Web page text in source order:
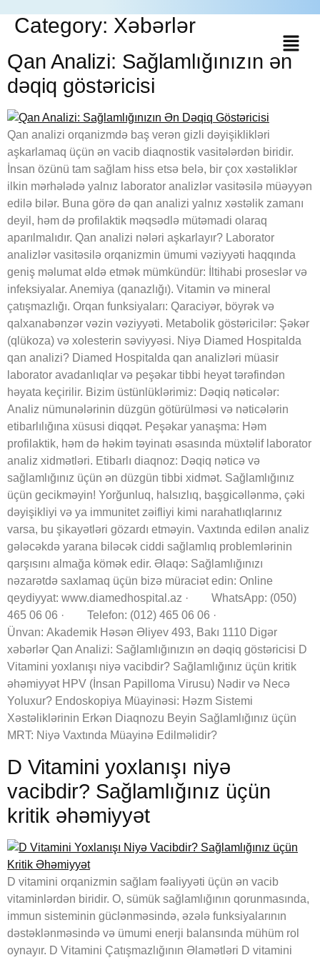
Category: Xəbərlər
Qan Analizi: Sağlamlığınızın ən
dəqiq göstəricisi
Qan analizi orqanizmdə baş verən gizli dəyişiklikləri
aşkarlamaq üçün ən vacib diaqnostik vasitələrdən biridir.
İnsan özünü tam sağlam hiss etsə belə, bir çox xəstəliklər
ilkin mərhələdə yalnız laborator analizlər vasitəsilə müəyyən
edilə bilər. Buna görə də qan analizi yalnız xəstəlik zamanı
deyil, həm də profilaktik məqsədlə mütəmadi olaraq
aparılmalıdır. Qan analizi nələri aşkarlayır? Laborator
analizlər vasitəsilə orqanizmin ümumi vəziyyəti haqqında
geniş məlumat əldə etmək mümkündür: İltihabi proseslər və
infeksiyalar. Anemiya (qanazlığı). Vitamin və mineral
çatışmazlığı. Orqan funksiyaları: Qaraciyər, böyrək və
qalxanabənzər vəzin vəziyyəti. Metabolik göstəricilər: Şəkər
(qlükoza) və xolesterin səviyyəsi. Niyə Diamed Hospitalda
qan analizi? Diamed Hospitalda qan analizləri müasir
laborator avadanlıqlar və peşəkar tibbi heyət tərəfindən
həyata keçirilir. Bizim üstünlüklərimiz: Dəqiq nəticələr:
Analiz nümunələrinin düzgün götürülməsi və nəticələrin
etibarlılığına xüsusi diqqət. Peşəkar yanaşma: Həm
profilaktik, həm də həkim təyinatı əsasında müxtəlif laborator
analiz xidmətləri. Etibarlı diaqnoz: Dəqiq nəticə və
sağlamlığınız üçün ən düzgün tibbi xidmət. Sağlamlığınız
üçün gecikməyin! Yorğunluq, halsızlıq, başgicəllənmə, çəki
dəyişikliyi və ya immunitet zəifliyi kimi narahatlıqlarınız
varsa, bu şikayətləri gözardı etməyin. Vaxtında edilən analiz
gələcəkdə yarana biləcək ciddi sağlamlıq problemlərinin
qarşısını almağa kömək edir. Əlaqə: Sağlamlığınızı
nəzarətdə saxlamaq üçün bizə müraciət edin: Online
qeydiyyat: www.diamedhospital.az · WhatsApp: (050)
465 06 06 · Telefon: (012) 465 06 06 ·
Ünvan: Akademik Həsən Əliyev 493, Bakı 1110 Digər
xəbərlər Qan Analizi: Sağlamlığınızın ən dəqiq göstəricisi D
Vitamini yoxlanışı niyə vacibdir? Sağlamlığınız üçün kritik
əhəmiyyət HPV (İnsan Papilloma Virusu) Nədir və Necə
Yoluxur? Endoskopiya Müayinəsi: Həzm Sistemi
Xəstəliklərinin Erkən Diaqnozu Beyin Sağlamlığınız üçün
MRT: Niyə Vaxtında Müayinə Edilməlidir?
D Vitamini yoxlanışı niyə
vacibdir? Sağlamlığınız üçün
kritik əhəmiyyət
D vitamini orqanizmin sağlam fəaliyyəti üçün ən vacib
vitaminlərdən biridir. O, sümük sağlamlığının qorunmasında,
immun sisteminin güclənməsində, əzələ funksiyalarının
dəstəklənməsində və ümumi enerji balansında mühüm rol
oynayır. D Vitamini Çatışmazlığının Əlamətləri D vitamini